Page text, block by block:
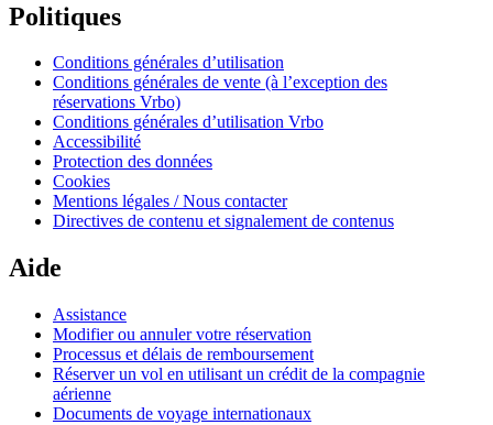
Politiques
Conditions générales d’utilisation
Conditions générales de vente (à l’exception des
réservations Vrbo)
Conditions générales d’utilisation Vrbo
Accessibilité
Protection des données
Cookies
Mentions légales / Nous contacter
Directives de contenu et signalement de contenus
Aide
Assistance
Modifier ou annuler votre réservation
Processus et délais de remboursement
Réserver un vol en utilisant un crédit de la compagnie
aérienne
Documents de voyage internationaux